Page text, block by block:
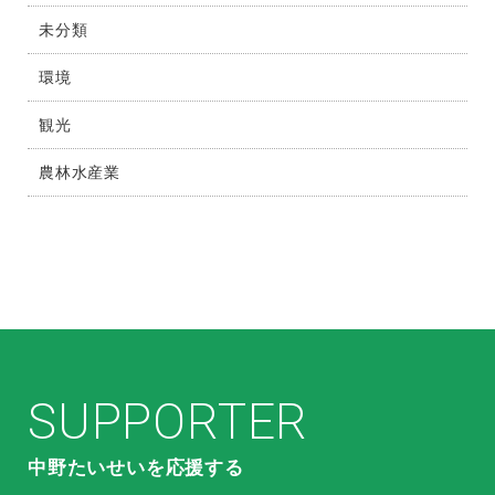
未分類
環境
観光
農林水産業
SUPPORTER
中野たいせいを応援する